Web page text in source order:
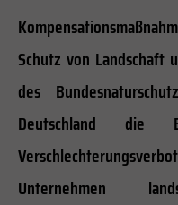
Schutz von Landschaft
des
Deutschland die
Unternehmen